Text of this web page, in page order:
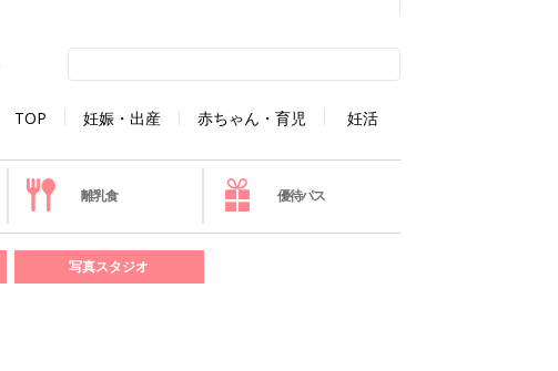
TOP 妊娠・出産 赤ちゃん・育児 妊活
離乳食 優待パス
写真スタジオ